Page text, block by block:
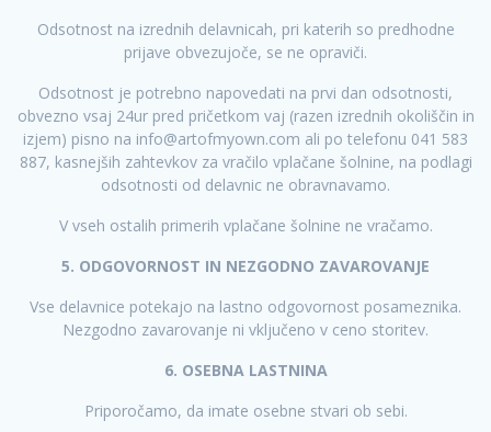
Odsotnost na izrednih delavnicah, pri katerih so predhodne
prijave obvezujoče, se ne opraviči.
Odsotnost je potrebno napovedati na prvi dan odsotnosti,
obvezno vsaj 24ur pred pričetkom vaj (razen izrednih okoliščin in
izjem) pisno na info@artofmyown.com ali po telefonu 041 583
887, kasnejših zahtevkov za vračilo vplačane šolnine, na podlagi
odsotnosti od delavnic ne obravnavamo.
V vseh ostalih primerih vplačane šolnine ne vračamo.
5. ODGOVORNOST IN NEZGODNO ZAVAROVANJE
Vse delavnice potekajo na lastno odgovornost posameznika.
Nezgodno zavarovanje ni vključeno v ceno storitev.
6. OSEBNA LASTNINA
Priporočamo, da imate osebne stvari ob sebi.